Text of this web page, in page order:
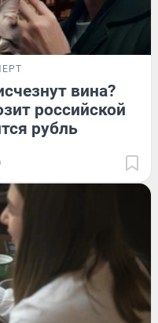
вина?
российской
рубль